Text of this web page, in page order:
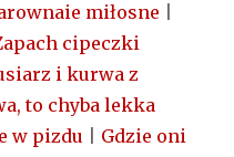
miłosne
cipeczki
i kurwa z
to chyba lekka
w pizdu
Gdzie oni